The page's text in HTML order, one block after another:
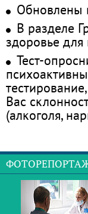
Обновлены
В разделе
здоровье
Тест-
Вас
(алкоголя,